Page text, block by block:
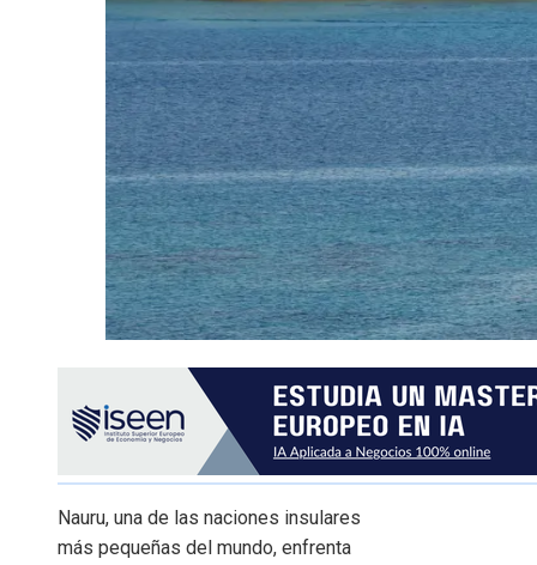
Nauru, una de las naciones insulares
más pequeñas del mundo, enfrenta